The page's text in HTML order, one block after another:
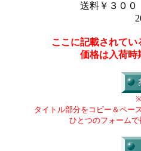
送料￥３００
ここに記載されて
価格は入荷時
タイトル部分をコピー＆ペー
ひとつのフォーム